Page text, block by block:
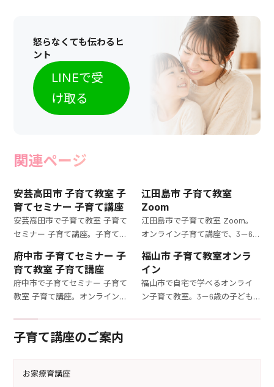
怒らなくても伝わるヒ
ント
LINEで受
け取る
関連ページ
安芸高田市 子育て教室 子
育てセミナー 子育て講座
安芸高田市で子育て教室 子育て
セミナー 子育て講座。子育てセ
長を促す育児法を学びましょう。
専門家からの具体的なアドバイ
スが満載です。
江田島市 子育て教室
Zoom
江田島市で子育て教室 Zoom。
オンライン子育て講座で、3－6
悩みを解決。具体的なアドバイ
スとサポートで育児がもっと楽
になります。
府中市 子育てセミナー 子
育て教室 子育て講座
府中市で子育てセミナー 子育て
教室 子育て講座。オンライン子
決。具体的なアドバイスとサポ
福山市 子育て教室オンラ
イン
福山市で自宅で学べるオンライ
ン子育て教室。3－6歳の子ども
子育て講座のご案内
お家療育講座